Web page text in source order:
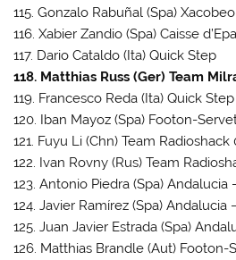
115. Gonzalo Rabuñal (Spa)
116. Xabier Zandio (Spa) Caisse
117. Dario Cataldo (Ita) Quick Step
118. Matthias Russ (Ger) Team
119. Francesco Reda (Ita) Quick Step
120. Iban Mayoz (Spa) Footon-
121. Fuyu Li (Chn) Team Radioshack
122. Ivan Rovny (Rus) Team
123. Antonio Piedra (Spa) Andalucia
124. Javier Ramírez (Spa) Andalucia
125. Juan Javier Estrada (Spa)
126. Matthias Brandle (Aut) Footon-